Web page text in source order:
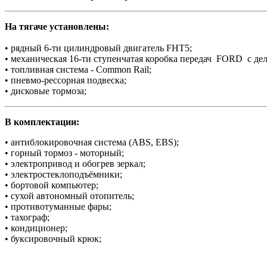
На тягаче установлены:
• рядный 6-ти цилиндровый двигатель FHT5;
• механическая 16-ти ступенчатая коробка передач FORD с
• топливная система - Common Rail;
• пневмо-рессорная подвеска;
• дисковые тормоза;
В комплектации:
• антиблокировочная система (АBS, EBS);
• горный тормоз - моторный;
• электропривод и обогрев зеркал;
• электростеклоподъёмники;
• бортовой компьютер;
• сухой автономный отопитель;
• противотуманные фары;
• тахограф;
• кондиционер;
• буксировочный крюк;